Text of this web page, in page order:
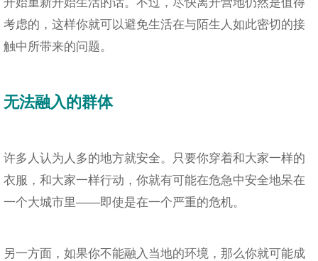
考虑的，这样你就可以避免生活在与陌生人如此密切的接
触中所带来的问题。
无法融入的群体
许多人认为人多的地方就安全。只要你穿着和大家一样的
衣服，和大家一样行动，你就有可能在危急中安全地呆在
一个大城市里——即使是在一个严重的危机。
另一方面，如果你不能融入当地的环境，那么你就可能成